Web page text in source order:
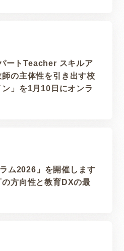
ートTeacher スキルア
の主体性を引き出す校
」を1月10日にオンラ
ム2026」を開催します
方向性と教育DXの最